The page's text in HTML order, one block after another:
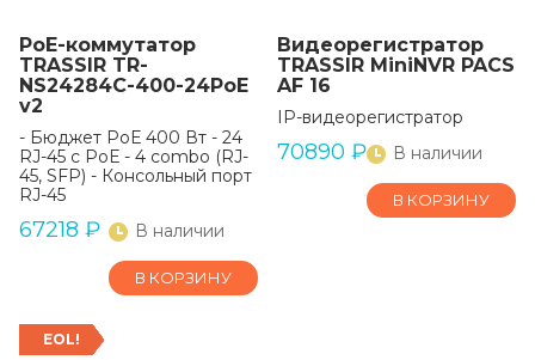
РоЕ-коммутатор
TRASSIR TR-
NS24284C-400-24PoE
v2
- Бюджет РоЕ 400 Вт - 24
RJ-45 с РоЕ - 4 combo (RJ-
45, SFP) - Консольный порт
RJ-45
67218 ₽ В наличии
В КОРЗИНУ
Видеорегистратор
TRASSIR MiniNVR PACS
AF 16
IP-видеорегистратор
70890 ₽ В наличии
В КОРЗИНУ
EOL!